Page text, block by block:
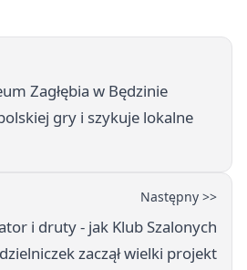
Zagłębia w Będzinie
gry i szykuje lokalne
Następny >>
i druty - jak Klub Szalonych
zaczął wielki projekt